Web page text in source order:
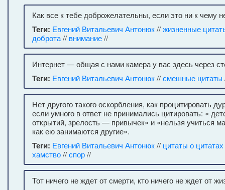
Как все к тебе доброжелательны, если это ни к чему
Теги: Евгений Витальевич Антонюк//жизненные
доброта// внимание//
Интернет — общая с нами камера у вас здесь через
Теги: Евгений Витальевич Антонюк//смешные цитаты
Нет другого такого оскорбления, как процитировать
если умного в ответ не принимались цитировать: «
открытий, зрелость — привычек» и «нельзя учиться
как ею занимаются другие».
Теги: Евгений Витальевич Антонюк// цитаты о цитатах
хамство//спор//
Тот ничего не ждет от смерти, кто ничего не ждет от